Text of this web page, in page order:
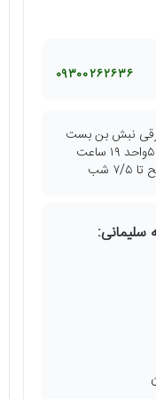
۰۹۳۰۰۲۶۲۶۳۶
نبش بن بست
نسترن پلاک ۱۰۵ طبقه ۵واحد ۱۹ ساعت
سلیمانی: